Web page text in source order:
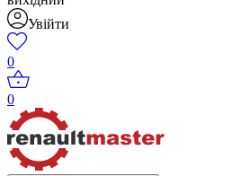
Увійти
0
0